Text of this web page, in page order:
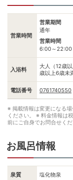
営業時間
営業期間
通年
営業時間
6:00～22:00
入浴料
大人（12歳
歳以上6歳未
電話番号 0761740550
※ 掲載情報は変更になる
ください。
※ 料金情報は
前にご自身でお問合せくだ
お風呂情報
泉質 塩化物泉